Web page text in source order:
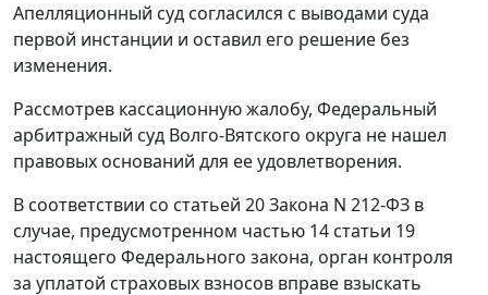
Апелляционный суд согласился с выводами суда
первой инстанции и оставил его решение без
изменения.
Рассмотрев кассационную жалобу, Федеральный
арбитражный суд Волго-Вятского округа не нашел
правовых оснований для ее удовлетворения.
В соответствии со статьей 20Закона N 212-ФЗ в
случае, предусмотренном частью 14 статьи 19
настоящего Федерального закона, орган контроля
за уплатой страховых взносов вправе взыскать